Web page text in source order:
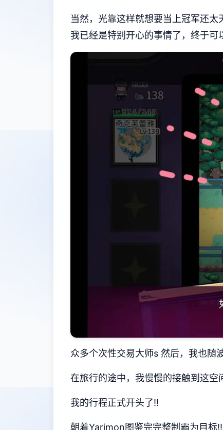
当然，光靠这样就想要当上冠军还
我已经是特别开心的事情了，终于
众多个次性交易大师s 然后，我也随
在旅行的途中，我慢慢的接触到这空
我的行程正式开头了!!
朝着Yarimon图鉴完完整制霸为目标!!